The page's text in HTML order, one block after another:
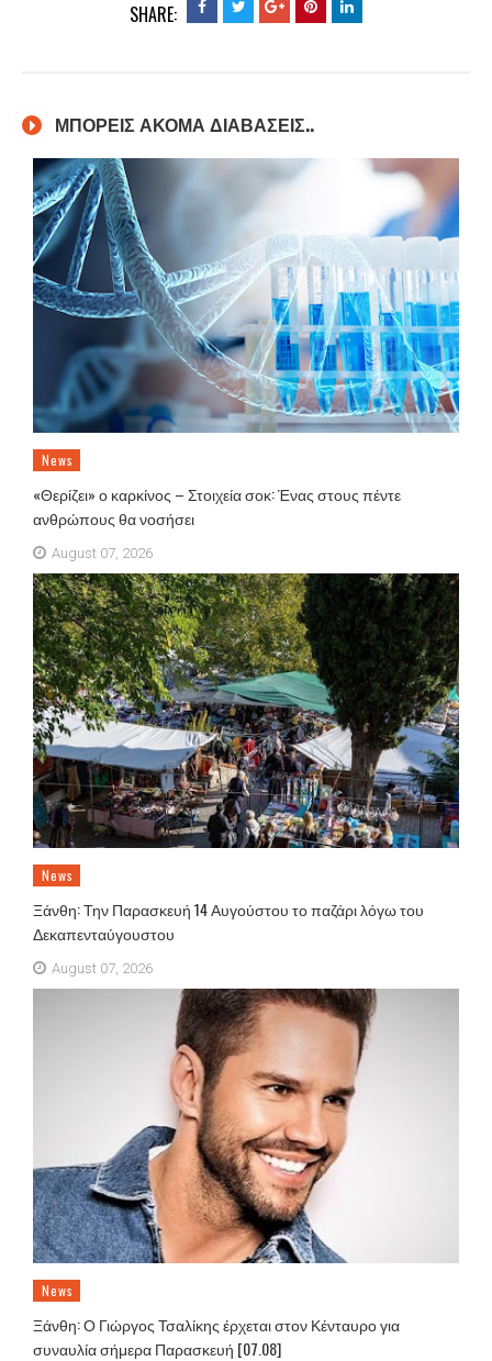
SHARE:
ΜΠΟΡΕΙΣ ΑΚΟΜΑ ΔΙΑΒΑΣΕΙΣ..
News
«Θερίζει» ο καρκίνος – Στοιχεία σοκ: Ένας στους πέντε
ανθρώπους θα νοσήσει
August 07, 2026
News
Ξάνθη: Την Παρασκευή 14 Αυγούστου το παζάρι λόγω του
Δεκαπενταύγουστου
August 07, 2026
News
Ξάνθη: Ο Γιώργος Τσαλίκης έρχεται στον Κένταυρο για
συναυλία σήμερα Παρασκευή [07.08]